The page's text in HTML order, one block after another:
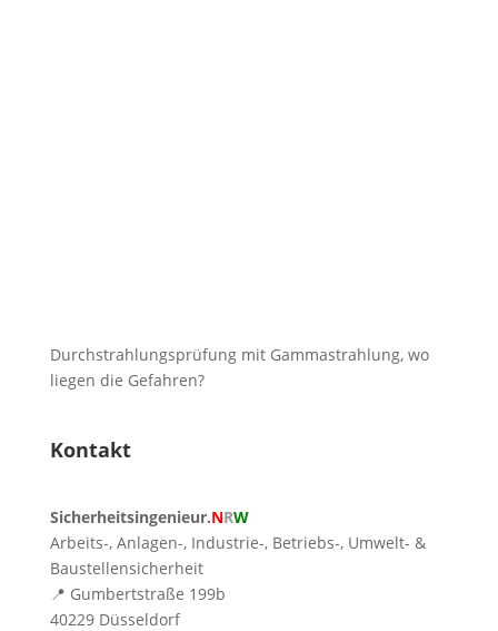
Durchstrahlungsprüfung mit Gammastrahlung, wo
liegen die Gefahren?
Kontakt
Sicherheitsingenieur.NRW
Arbeits-, Anlagen-, Industrie-, Betriebs-, Umwelt- &
Baustellensicherheit
📍 Gumbertstraße 199b
40229 Düsseldorf